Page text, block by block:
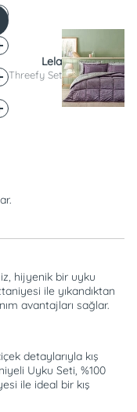
Lela
Threefy Set
hijyenik bir uyku
ile yıkandıktan
avantajları sağlar.
detaylarıyla kış
Uyku Seti, %100
ile ideal bir kış